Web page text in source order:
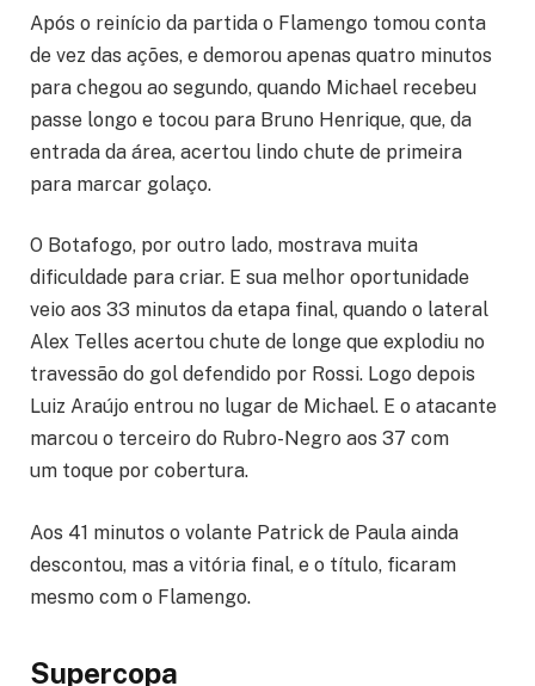
Após o reinício da partida o Flamengo tomou conta
de vez das ações, e demorou apenas quatro minutos
para chegou ao segundo, quando Michael recebeu
passe longo e tocou para Bruno Henrique, que, da
entrada da área, acertou lindo chute de primeira
para marcar golaço.
O Botafogo, por outro lado, mostrava muita
dificuldade para criar. E sua melhor oportunidade
veio aos 33 minutos da etapa final, quando o lateral
Alex Telles acertou chute de longe que explodiu no
travessão do gol defendido por Rossi. Logo depois
Luiz Araújo entrou no lugar de Michael. E o atacante
marcou o terceiro do Rubro-Negro aos 37 com
um toque por cobertura.
Aos 41 minutos o volante Patrick de Paula ainda
descontou, mas a vitória final, e o título, ficaram
mesmo com o Flamengo.
Supercopa